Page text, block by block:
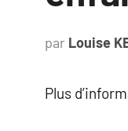
par Louise
Plus